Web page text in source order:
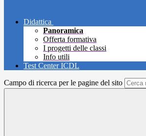
Didattica
Panoramica
Offerta formativa
I progetti delle classi
Info utili
Test Center ICDL
Campo di ricerca per le pagine del sito